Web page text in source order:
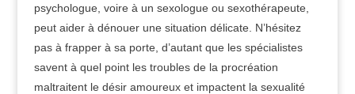
psychologue, voire à un sexologue ou sexothérapeute,
peut aider à dénouer une situation délicate. N’hésitez
pas à frapper à sa porte, d’autant que les spécialistes
savent à quel point les troubles de la procréation
maltraitent le désir amoureux et impactent la sexualité